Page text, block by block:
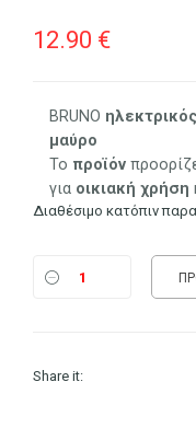
12.90 €
BRUNO ηλεκτρικός
μαύρο
Το προϊόν
για οικιακή χρήση
Διαθέσιμο κατόπιν
Share it: